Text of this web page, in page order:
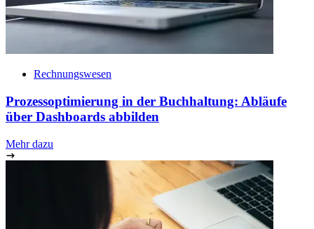
Rechnungswesen
Prozessoptimierung in der Buchhaltung: Abläufe
über Dashboards abbilden
Mehr dazu